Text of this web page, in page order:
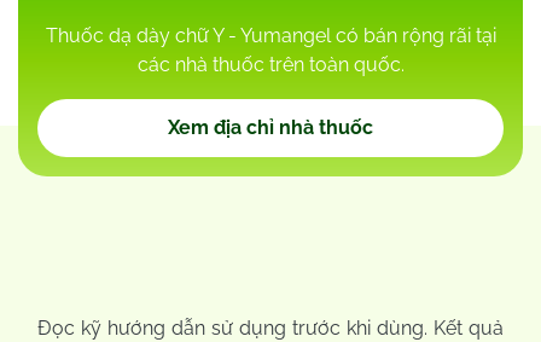
Thuốc dạ dày chữ Y - Yumangel có bán rộng rãi tại
các nhà thuốc trên toàn quốc.
Xem địa chỉ nhà thuốc
Đọc kỹ hướng dẫn sử dụng trước khi dùng. Kết quả